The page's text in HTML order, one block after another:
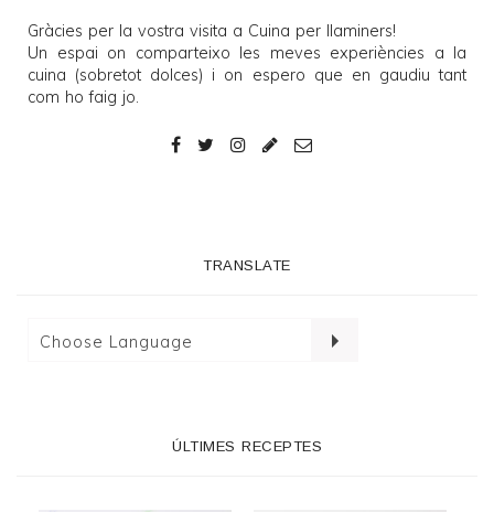
Gràcies per la vostra visita a Cuina per llaminers!
Un espai on comparteixo les meves experiències a la
cuina (sobretot dolces) i on espero que en gaudiu tant
com ho faig jo.
TRANSLATE
ÚLTIMES RECEPTES